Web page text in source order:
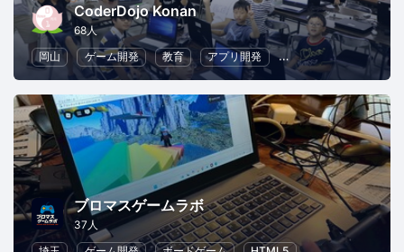
CoderDojo Konan
68人
岡山
ゲーム開発 教育 アプリ開発 子供向けプログラミング
ブロマスゲームラボ
37人